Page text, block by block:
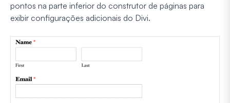
pontos na parte inferior do construtor de páginas para
exibir configurações adicionais do Divi.